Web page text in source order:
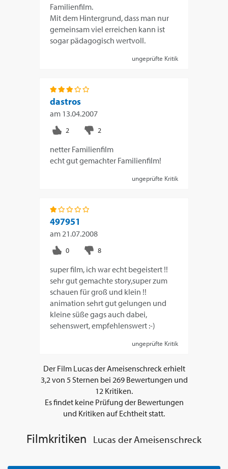
Familienfilm.
Mit dem Hintergrund, dass man nur
gemeinsam viel erreichen kann ist
sogar pädagogisch wertvoll.
ungeprüfte Kritik
dastros
am 13.04.2007
netter Familienfilm
echt gut gemachter Familienfilm!
ungeprüfte Kritik
497951
am 21.07.2008
super film, ich war echt begeistert !!
sehr gut gemachte story,super zum
schauen für groß und klein !!
animation sehrt gut gelungen und
kleine süße gags auch dabei,
sehenswert, empfehlenswert :-)
ungeprüfte Kritik
Der Film Lucas der Ameisenschreck erhielt
3,2 von 5Sternen bei 269Bewertungen und
12 Kritiken.
Es findet keine Prüfung der Bewertungen
und Kritiken auf Echtheit statt.
Filmkritiken Lucas der Ameisenschreck